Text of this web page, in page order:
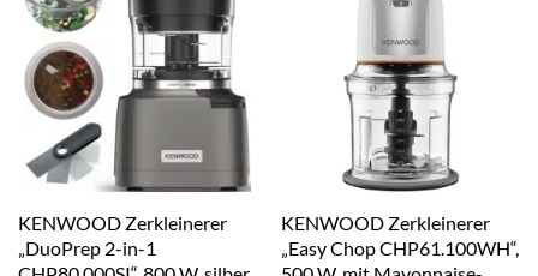
KENWOOD Zerkleinerer
„DuoPrep 2-in-1
KENWOOD Zerkleinerer
„Easy Chop CHP61.100WH“,